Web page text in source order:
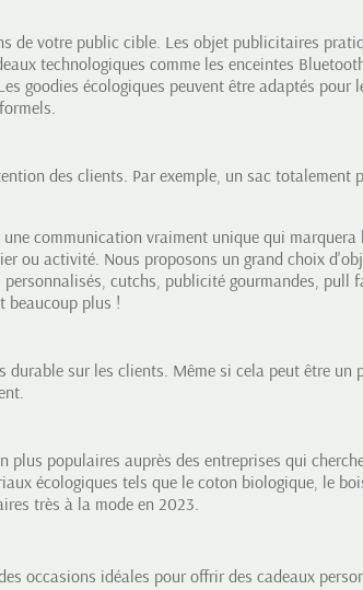
de votre public cible. Les objet publicitaires
technologiques comme les enceintes
goodies écologiques peuvent être adaptés
des clients. Par exemple, un sac
une communication vraiment unique qui
ou activité. Nous proposons un grand choix d'
cutchs, publicité gourmandes, pull
beaucoup plus !
durable sur les clients. Même si cela peut être
plus populaires auprès des entreprises qui
écologiques tels que le coton biologique, le
très à la mode en 2023.
occasions idéales pour offrir des cadeaux